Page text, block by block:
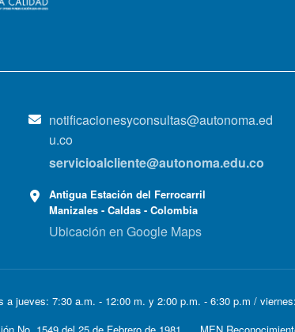
notificacionesyconsultas@autonoma.ed
u.co
servicioalcliente@autonoma.edu.co
Antigua Estación del Ferrocarril
Manizales - Caldas - Colombia
Ubicación en Google Maps
a jueves: 7:30 a.m. - 12:00 m. y 2:00 p.m. - 6:30 p.m /